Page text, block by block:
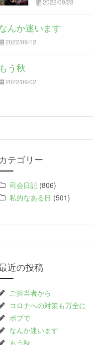
2022/09/28
んか迷います
2022/09/12
もう秋
2022/09/02
カテゴリー
司会日記 (806)
私的なある日 (501)
近の投稿
ご担当者から
コロナへの対策も万全に
ボブで
なんか迷います
もう秋